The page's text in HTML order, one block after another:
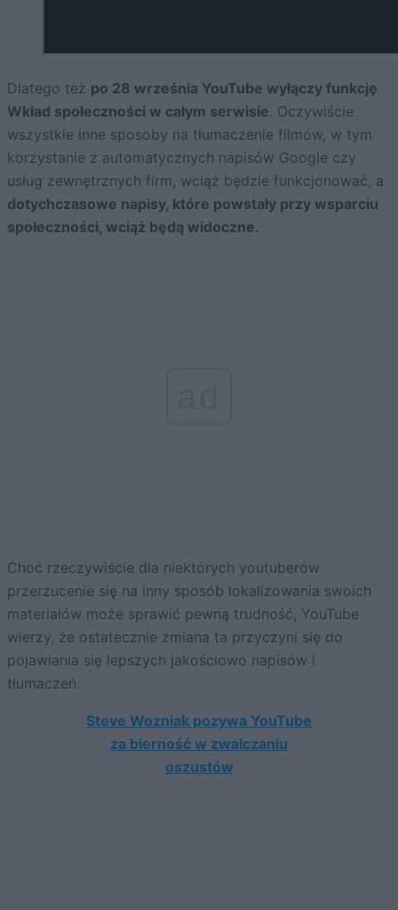
Dlatego też po 28 września YouTube wyłączy funkcję
Wkład społeczności w całym serwisie. Oczywiście
wszystkie inne sposoby na tłumaczenie filmów, w tym
korzystanie z automatycznych napisów Google czy
usług zewnętrznych firm, wciąż będzie funkcjonować, a
dotychczasowe napisy, które powstały przy wsparciu
społeczności, wciąż będą widoczne.
Choć rzeczywiście dla niektórych youtuberów
przerzucenie się na inny sposób lokalizowania swoich
materiałów może sprawić pewną trudność, YouTube
wierzy, że ostatecznie zmiana ta przyczyni się do
pojawiania się lepszych jakościowo napisów i
tłumaczeń.
Steve Wozniak pozywa YouTube
za bierność w zwalczaniu
oszustów